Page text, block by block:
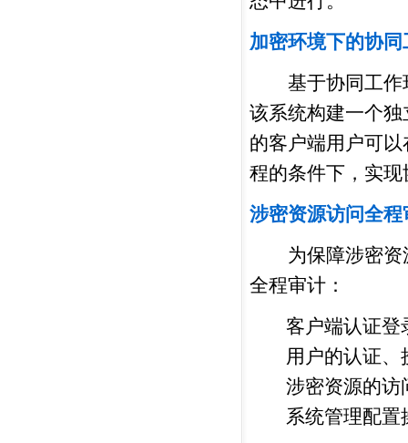
加密环境下的协同
基于协同工作环
该系统构建一个
的客户端用户可
程的条件下，实
涉密资源访问全程
为保障涉密资源
全程审计：
客户端认证登
用户的认证、
涉密资源的访
系统管理配置